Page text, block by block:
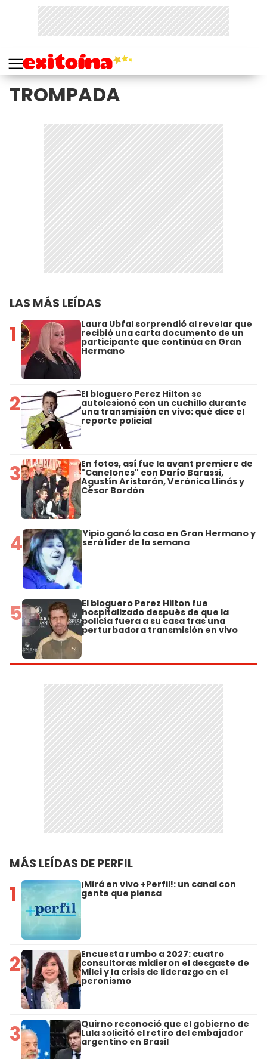
TROMPADA
LAS MÁS LEÍDAS
1 Laura Ubfal sorprendió al revelar que
recibió una carta documento de un
participante que continúa en Gran
Hermano
2 El bloguero Perez Hilton se
autolesionó con un cuchillo durante
una transmisión en vivo: qué dice el
reporte policial
3 En fotos, así fue la avant premiere de
"Canelones" con Darío Barassi,
Agustín Aristarán, Verónica Llinás y
César Bordón
4 Yipio ganó la casa en Gran Hermano y
será líder de la semana
5 El bloguero Perez Hilton fue
hospitalizado después de que la
policía fuera a su casa tras una
perturbadora transmisión en vivo
MÁS LEÍDAS DE PERFIL
1 ¡Mirá en vivo +Perfil!: un canal con
gente que piensa
2 Encuesta rumbo a 2027: cuatro
consultoras midieron el desgaste de
Milei y la crisis de liderazgo en el
peronismo
3 Quirno reconoció que el gobierno de
Lula solicitó el retiro del embajador
argentino en Brasil